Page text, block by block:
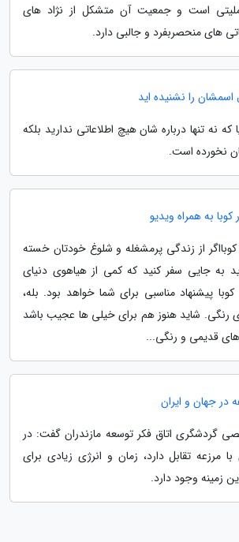
است و جمعیت آن متشکل از نژاد های
های منحصربفرد و جالبی دارد.
دنیا که نه تنها درباره شان هیچ اطلاعاتی ندارید بلکه
نخورده است.
به همراه ویدیو
از زندگی پرمشغله و شلوغ خودتان خسته
به جایی سفر کنید که کمی از هیاهوی دنیای
پیشنهاد مناسبی برای شما خواهد بود. بله،
رنگی. شاید هنوز هم برای خیلی ها عجیب باشد
قدیمی و رنگی...
در جهان و ایران
گردشگری اتاق فکر توسعه مازندران گفت: در
مرزعه تقابل دارد، زمان و انرژی زیادی برای
زمینه وجود دارد.